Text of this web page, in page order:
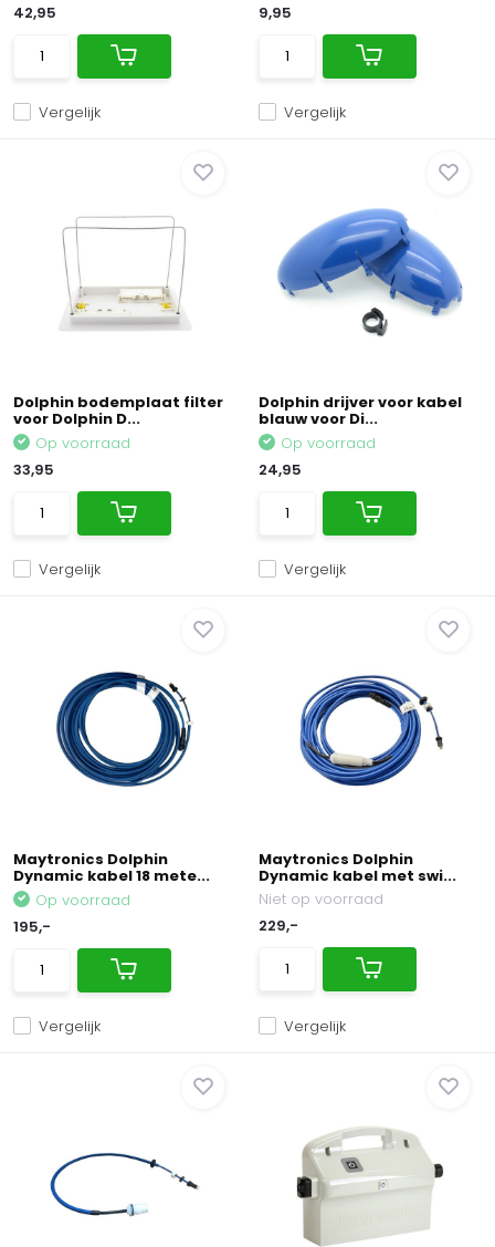
Vergelijk
42,95
Vergelijk
9,95
Dolphin bodemplaat filter
voor Dolphin D...
Vergelijk
Op voorraad
33,95
Dolphin drijver voor kabel
blauw voor Di...
Vergelijk
Op voorraad
24,95
Maytronics Dolphin
Dynamic kabel 18 mete...
Vergelijk
Op voorraad
195,-
Maytronics Dolphin
Dynamic kabel met swi...
Vergelijk
Niet op voorraad
229,-